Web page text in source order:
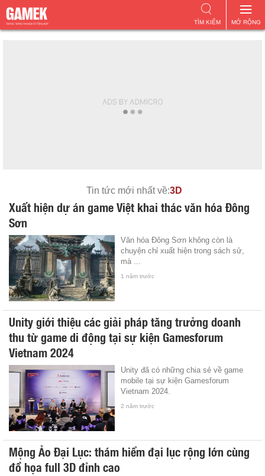
MỞ RỘNG
TÌM KIẾM
Tin tức mới nhất về:3D
Xuất hiện dự án game Việt khai thác văn hóa Đông
Sơn
Văn hóa Đông Sơn không còn là
chuyện chỉ xuất hiện trong sách sử,
mà ...
1 năm trước
Unity giới thiệu các giải pháp tăng trưởng doanh
thu từ game di động tại sự kiện Gamesforum
Vietnam 2024
Unity đã có những chia sẻ về game
mobile tại sự kiện Gamesforum
Vietnam 2024.
2 năm trước
Mộng Ảo Đại Lục: thám hiểm đại lục rộng lớn cùng
đồ họa full 3D đỉnh cao